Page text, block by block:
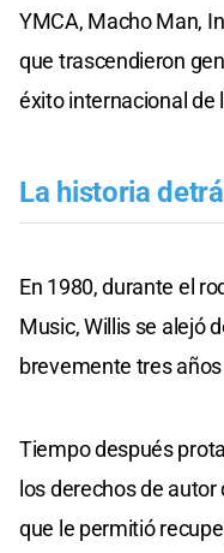
YMCA, Macho Man,
que trascendieron
éxito internacional de
La historia
En 1980, durante el
Music, Willis se alejó
brevemente tres
Tiempo después
los derechos de
que le permitió